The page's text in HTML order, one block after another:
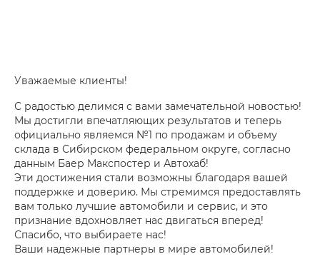
Уважаемые клиенты!
С радостью делимся с вами замечательной новостью!
Мы достигли впечатляющих результатов и теперь
официально являемся №1 по продажам и объему
склада в Сибирском федеральном округе, согласно
данным Баер Макспостер и Автохаб!
Эти достижения стали возможны благодаря вашей
поддержке и доверию. Мы стремимся предоставлять
вам только лучшие автомобили и сервис, и это
признание вдохновляет нас двигаться вперед!
Спасибо, что выбираете нас!
Ваши надежные партнеры в мире автомобилей!